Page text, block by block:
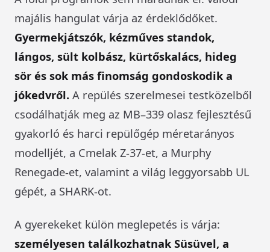
majális hangulat várja az érdeklődőket.
Gyermekjátszók, kézműves standok,
lángos, sült kolbász, kürtőskalács, hideg
sör és sok más finomság gondoskodik a
jókedvről. A repülés szerelmesei testközelből
csodálhatják meg az MB–339 olasz fejlesztésű
gyakorló és harci repülőgép méretarányos
modelljét, a Cmelak Z-37-et, a Murphy
Renegade-et, valamint a világ leggyorsabb UL
gépét, a SHARK-ot.
A gyerekeket külön meglepetés is várja:
személyesen találkozhatnak Süsüvel, a